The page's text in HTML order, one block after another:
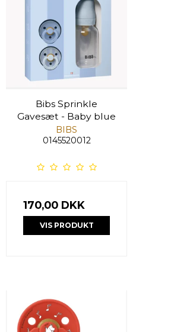
Bibs Sprinkle
Gavesæt - Baby blue
BIBS
0145520012
170,00 DKK
VIS PRODUKT